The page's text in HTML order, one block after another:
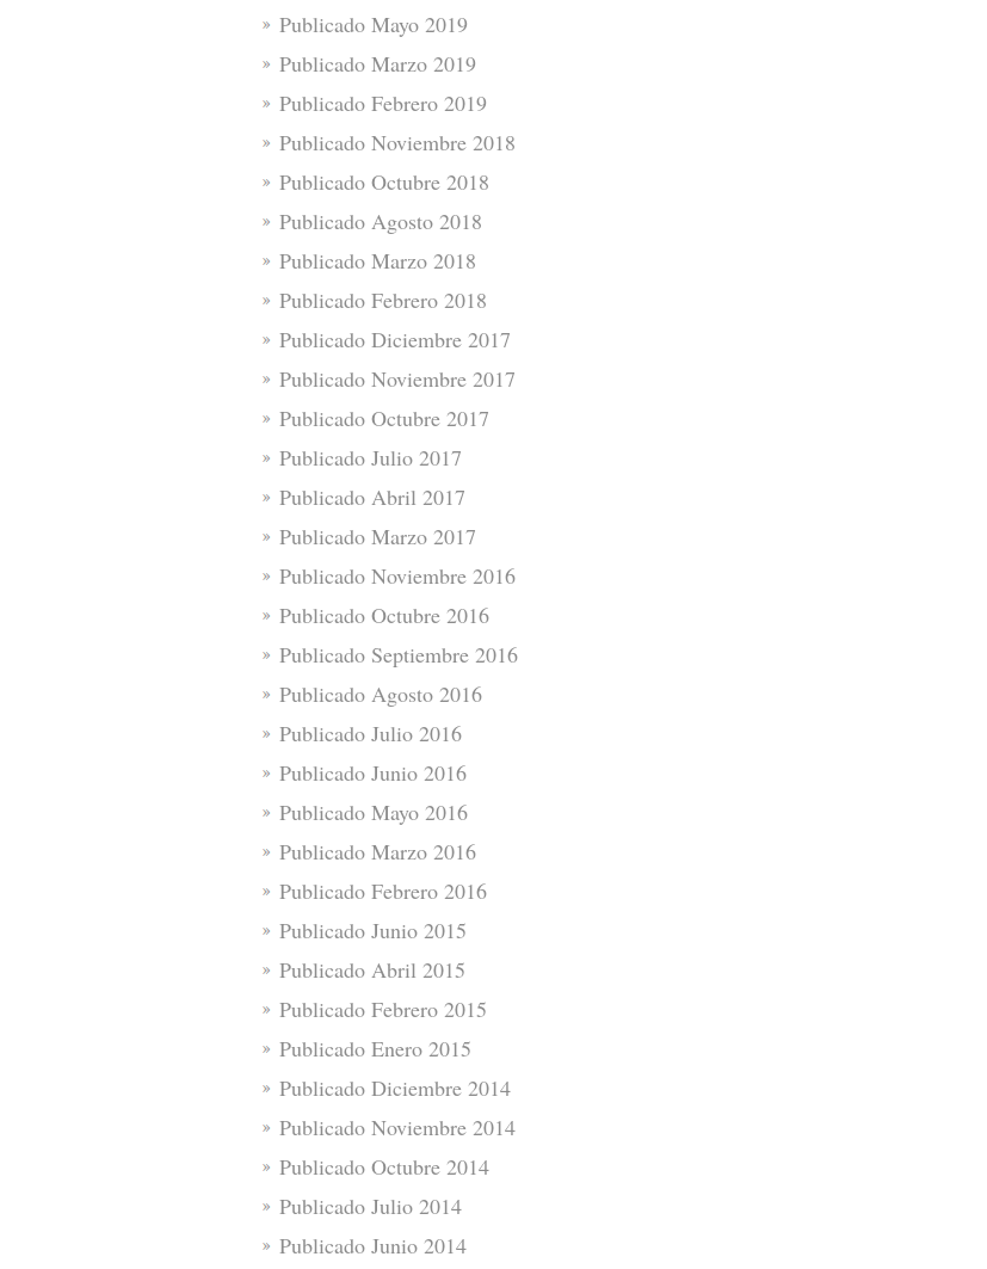
Publicado Mayo 2019
Publicado Marzo 2019
Publicado Febrero 2019
Publicado Noviembre 2018
Publicado Octubre 2018
Publicado Agosto 2018
Publicado Marzo 2018
Publicado Febrero 2018
Publicado Diciembre 2017
Publicado Noviembre 2017
Publicado Octubre 2017
Publicado Julio 2017
Publicado Abril 2017
Publicado Marzo 2017
Publicado Noviembre 2016
Publicado Octubre 2016
Publicado Septiembre 2016
Publicado Agosto 2016
Publicado Julio 2016
Publicado Junio 2016
Publicado Mayo 2016
Publicado Marzo 2016
Publicado Febrero 2016
Publicado Junio 2015
Publicado Abril 2015
Publicado Febrero 2015
Publicado Enero 2015
Publicado Diciembre 2014
Publicado Noviembre 2014
Publicado Octubre 2014
Publicado Julio 2014
Publicado Junio 2014